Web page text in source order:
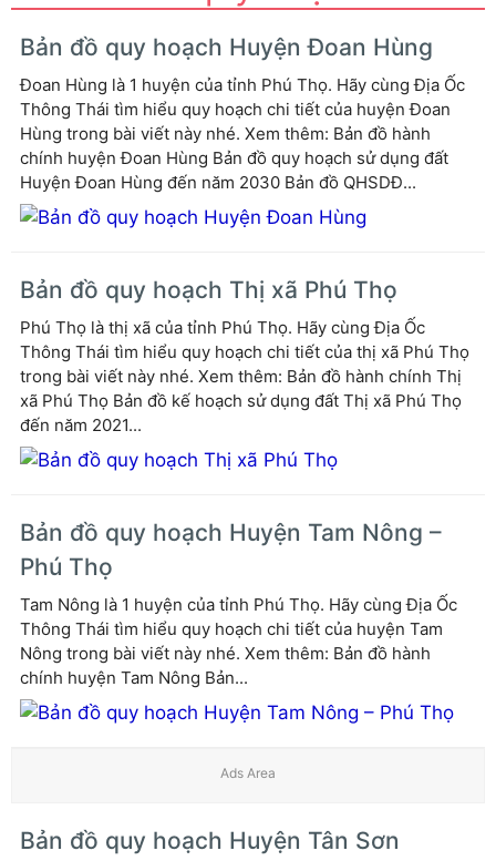
Bản đồ quy hoạch Huyện Đoan Hùng
Đoan Hùng là 1 huyện của tỉnh Phú Thọ. Hãy cùng Địa Ốc
Thông Thái tìm hiểu quy hoạch chi tiết của huyện Đoan
Hùng trong bài viết này nhé. Xem thêm: Bản đồ hành
chính huyện Đoan Hùng Bản đồ quy hoạch sử dụng đất
Huyện Đoan Hùng đến năm 2030 Bản đồ QHSDĐ...
Bản đồ quy hoạch Thị xã Phú Thọ
Phú Thọ là thị xã của tỉnh Phú Thọ. Hãy cùng Địa Ốc
Thông Thái tìm hiểu quy hoạch chi tiết của thị xã Phú Thọ
trong bài viết này nhé. Xem thêm: Bản đồ hành chính Thị
xã Phú Thọ Bản đồ kế hoạch sử dụng đất Thị xã Phú Thọ
đến năm 2021...
Bản đồ quy hoạch Huyện Tam Nông –
Phú Thọ
Tam Nông là 1 huyện của tỉnh Phú Thọ. Hãy cùng Địa Ốc
Thông Thái tìm hiểu quy hoạch chi tiết của huyện Tam
Nông trong bài viết này nhé. Xem thêm: Bản đồ hành
chính huyện Tam Nông Bản...
Bản đồ quy hoạch Huyện Tân Sơn